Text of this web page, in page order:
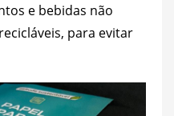
e bebidas não
para evitar